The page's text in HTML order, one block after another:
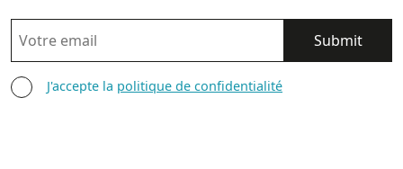
EMAIL
AGREE TERMS
J'accepte la politique de confidentialité